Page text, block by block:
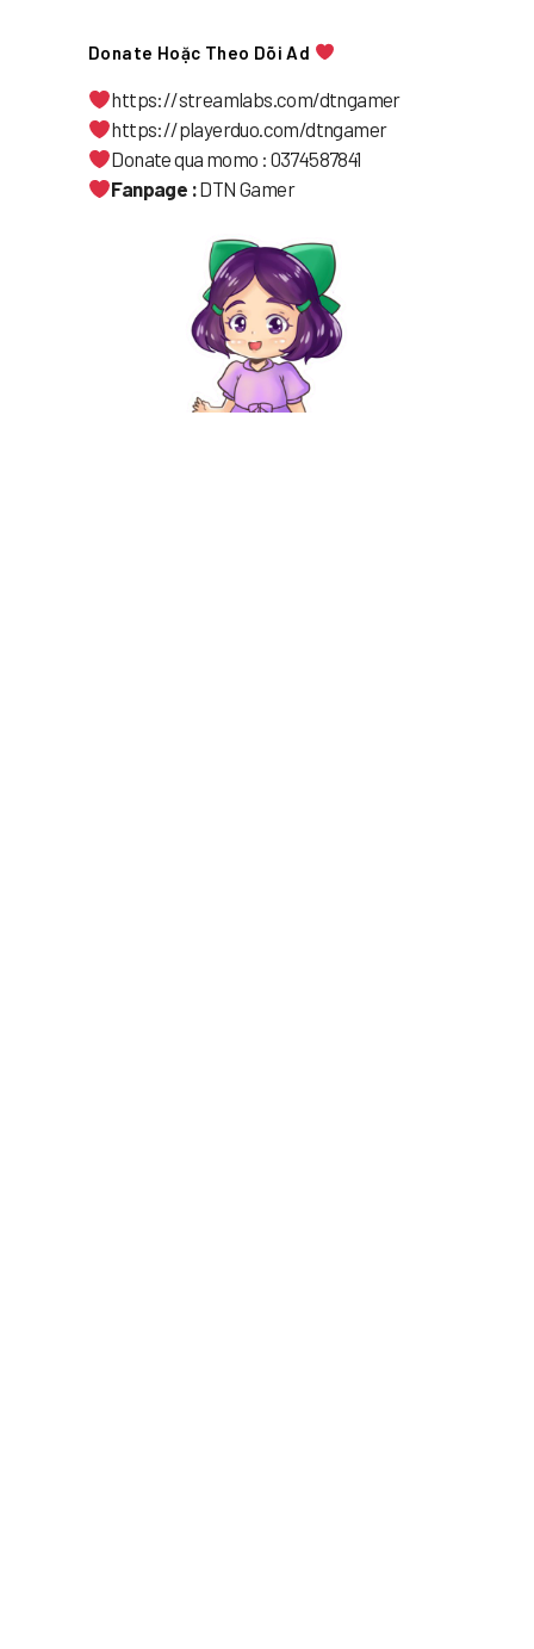
Donate Hoặc Theo Dõi Ad
https://streamlabs.com/dtngamer
https://playerduo.com/dtngamer
Donate qua momo : 0374587841
Fanpage :DTN Gamer